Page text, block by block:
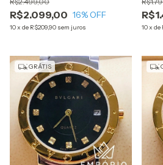
R$2.099,00 16% OFF
10x de R$209,90 sem juros 10x de
GRÁTIS